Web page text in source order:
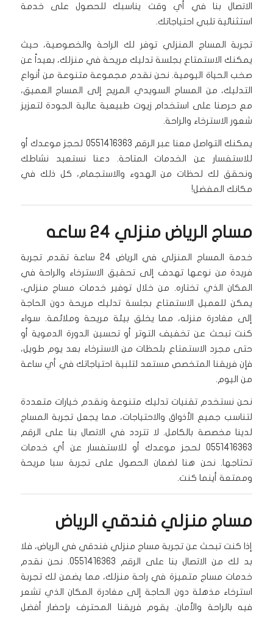
الاتصال بنا في أي وقت يناسبك للحصول على خدمة
استثنائية تلبي احتياجاتك.
تجربة المساج المنزلي توفر لك الراحة والخصوصية، حيث
يمكنك الاستمتاع بجلسة تدليك مريحة في منزلك، بعيداً عن
صخب الحياة اليومية. نحن نقدم مجموعة متنوعة من أنواع
التدليك، من المساج السويدي المريح إلى المساج العميق،
مع حرصنا على استخدام زيوت طبيعية عالية الجودة لتعزيز
شعور الاسترخاء والراحة.
يمكنك التواصل معنا عبر الرقم 0551416363 لحجز موعدك أو
للاستفسار عن الخدمات المتاحة. دعنا نستعيد نشاطك
ونحقق لك لحظات من الهدوء والاستجمام، كل ذلك في
مكانك المفضل!
مساج الرياض منزلي ٢٤ ساعه
خدمة المساج المنزلي في الرياض 24 ساعة تقدم تجربة
فريدة من نوعها تهدف إلى تحقيق الاسترخاء والراحة في
المكان الذي تختاره. من خلال توفير خدمات مساج منزلي،
يمكن للعميل الاستمتاع بجلسة تدليك مريحة دون الحاجة
إلى مغادرة منزله، مما يخلق بيئة مريحة وملائمة. سواء
كنت تبحث عن تخفيف التوتر أو تحسين الدورة الدموية أو
حتى مجرد الاستمتاع بلحظات من الاسترخاء بعد يوم طويل،
فإن فريقنا المتخصص مستعد لتلبية احتياجاتك في أي ساعة
من اليوم.
نحن نستخدم تقنيات تدليك متنوعة ونقدم خيارات متعددة
لتناسب جميع الأذواق والاحتياجات، مما يجعل تجربة المساج
لدينا مخصصة بالكامل. لا تتردد في الاتصال بنا على الرقم
0551416363 لحجز موعدك أو للاستفسار عن أي خدمات
تحتاجها. نحن هنا لضمان الحصول على تجربة سبا مريحة
وممتعة أينما كنت.
مساج منزلي فندقي الرياض
إذا كنت تبحث عن تجربة مساج منزلي فندقي في الرياض، فلا
بد لك من الاتصال بنا على الرقم 0551416363. نحن نقدم
خدمات مساج متميزة في راحة منزلك، مما يضمن لك تجربة
استرخاء مذهلة دون الحاجة إلى مغادرة المكان الذي تشعر
فيه بالراحة والأمان. يقوم فريقنا المحترف بإحضار أفضل